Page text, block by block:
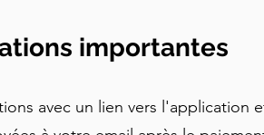
dans l'une des villes côtières
qui vous racontent toutes les
visite est idéale pour les visiteurs
importantes
avec un lien vers l'application